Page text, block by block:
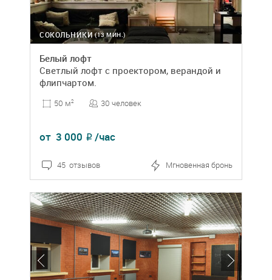
(13 МИН.)
СОКОЛЬНИКИ
Белый лофт
Светлый лофт с проектором, верандой и
флипчартом.
50 м2 30 человек
от 3 000 ₽ /час
45 отзывов Мгновенная бронь